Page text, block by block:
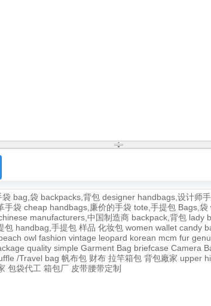
袋 bag,袋 backpacks,背包 designer handbags,设计师
手袋 cheap handbags,廉价的手袋 tote,手提包 Bags,袋
manufacturers,中国制造商 backpack,背包 lady
包 handbag,手提包 样品 化妆包 women wallet candy
owl fashion vintage leopard korean mcm fur
quality simple Garment Bag briefcase Camera
/Travel bag 帆布包 财布 拉竿箱包 背包廠家 upper
包袋代工 箱包厂 皮带腰带定制